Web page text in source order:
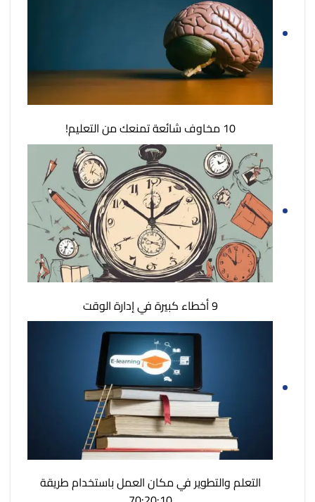
10 مخاوف شائعة تمنعك من التعليم!
9 أخطاء كبيرة في إدارة الوقت
التعلم والتطوير في مكان العمل باستخدام طريقة